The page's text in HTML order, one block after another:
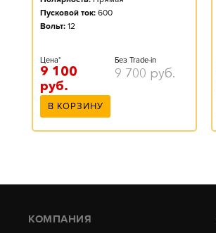
Пусковой ток: 600
Вольт: 12
Цена*
9 100
руб.
Без Trade-in
9 700 руб.
В КОРЗИНУ
КОМПАНИЯ